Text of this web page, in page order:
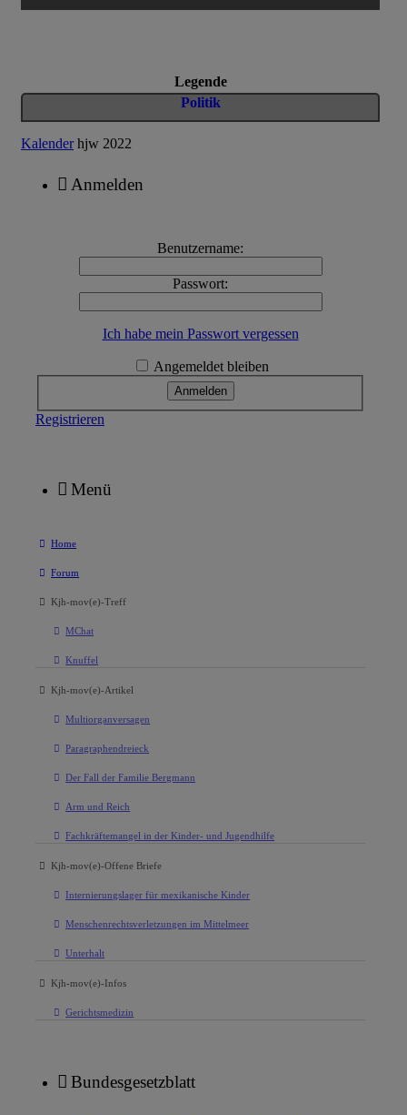
Legende
Politik
Kalenderhjw 2022
Anmelden
Benutzername:
Passwort:
Ich habe mein Passwort vergessen
Angemeldet bleiben
Registrieren
Menü
Home
Forum
Kjh-mov(e)-Treff
MChat
Knuffel
Kjh-mov(e)-Artikel
Multiorganversagen
Paragraphendreieck
Der Fall der Familie Bergmann
Arm und Reich
Fachkräftemangel in der Kinder- und Jugendhilfe
Kjh-mov(e)-Offene Briefe
Internierungslager für mexikanische Kinder
Menschenrechtsverletzungen im Mittelmeer
Unterhalt
Kjh-mov(e)-Infos
Gerichtsmedizin
Bundesgesetzblatt